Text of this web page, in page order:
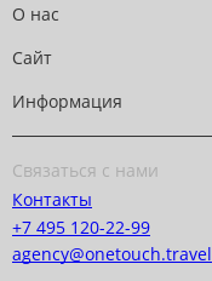
О нас
Сайт
Информация
Связаться с нами
Контакты
+7 495 120-22-99
agency@onetouch.travel